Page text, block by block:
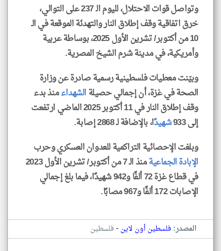
وتواصل قوات الاحتلال، لليوم الـ 237 على التوالي،
خرق اتفاقية وقف إطلاق النار والتهدئة الموقعة في الـ
10 من أكتوبر/ تشرين الأول 2025، بوساطة عربية
وأمريكية، في مدينة شرم الشيخ المصرية.
وبيّنت معطيات فلسطينية رسمية صادرة عن وزارة
الصحة في غزة، أن إجمالي حصيلةالشهداءمنذ بدء
وقف إطلاق النار في 11 أكتوبر 2025 الماضي ارتفعت
إلى 933
شهيدًا، بالإضافة لـ 2868 إصابة.
وبلغت الإحصائية التراكمية للعدوان العسكري وحرب
الإبادة الجماعية
منذ الـ 7 من أكتوبر/ تشرين الأول 2023
في قطاع غزة 72 ألفًا و942 شهيدًا، فيما بلغ إجمالي
الإصابات 172 ألفًا و967 مصابًا.
المصدر: فلسطين أون لاين-فلسطين